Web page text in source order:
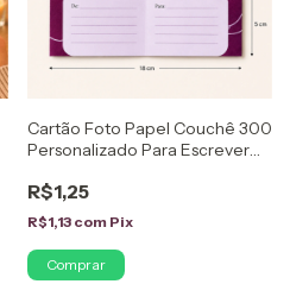
Cartão Foto Papel Couchê 300
Personalizado Para Escrever
R$1,25
R$1,13 com Pix